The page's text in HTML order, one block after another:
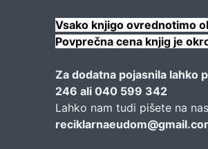
Vsako knjigo ovrednotimo
Povprečna cena knjig je
Za dodatna pojasnila lahko
246 ali 040 599 342
Lahko nam tudi pišete na